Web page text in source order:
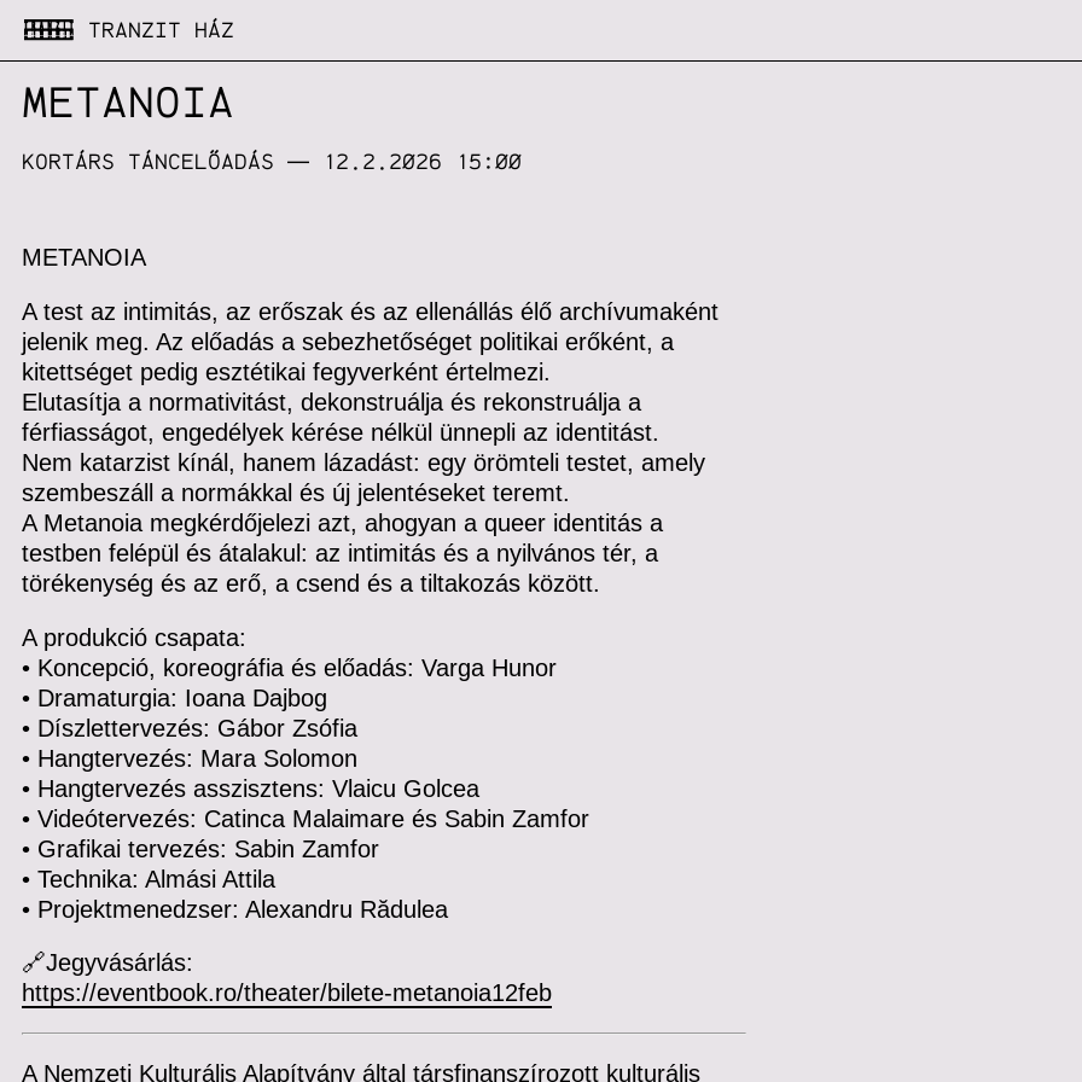
TRANZIT HÁZ
METANOIA
KORTÁRS TÁNCELŐADÁS — 12.2.2026 15:00
METANOIA
A test az intimitás, az erőszak és az ellenállás élő archívumaként
jelenik meg. Az előadás a sebezhetőséget politikai erőként, a
kitettséget pedig esztétikai fegyverként értelmezi.
Elutasítja a normativitást, dekonstruálja és rekonstruálja a
férfiasságot, engedélyek kérése nélkül ünnepli az identitást.
Nem katarzist kínál, hanem lázadást: egy örömteli testet, amely
szembeszáll a normákkal és új jelentéseket teremt.
A Metanoia megkérdőjelezi azt, ahogyan a queer identitás a
testben felépül és átalakul: az intimitás és a nyilvános tér, a
törékenység és az erő, a csend és a tiltakozás között.
A produkció csapata:
• Koncepció, koreográfia és előadás: Varga Hunor
• Dramaturgia: Ioana Dajbog
• Díszlettervezés: Gábor Zsófia
• Hangtervezés: Mara Solomon
• Hangtervezés asszisztens: Vlaicu Golcea
• Videótervezés: Catinca Malaimare és Sabin Zamfor
• Grafikai tervezés: Sabin Zamfor
• Technika: Almási Attila
• Projektmenedzser: Alexandru Rădulea
🔗Jegyvásárlás:
https://eventbook.ro/theater/bilete-metanoia12feb
A Nemzeti Kulturális Alapítvány által társfinanszírozott kulturális